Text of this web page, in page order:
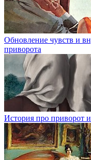
Обновление чувств и
приворота
История про приворот